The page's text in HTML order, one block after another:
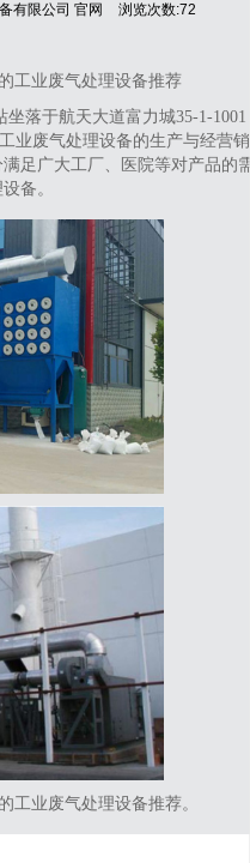
有限公司 官网 浏览次数:72
工业废气处理设备推荐
落于航天大道富力城35-1-1001
业废气处理设备的生产与经营销
足广大工厂、医院等对产品的
备。
工业废气处理设备推荐。